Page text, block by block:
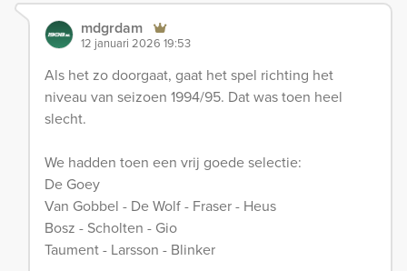
mdgrdam
12 januari 2026 19:53
Als het zo doorgaat, gaat het spel richting het
niveau van seizoen 1994/95. Dat was toen heel
slecht.
We hadden toen een vrij goede selectie:
De Goey
Van Gobbel - De Wolf - Fraser - Heus
Bosz - Scholten - Gio
Taument - Larsson - Blinker